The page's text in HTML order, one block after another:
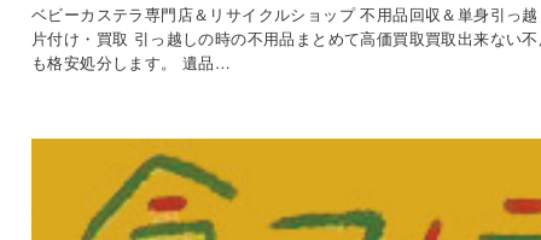
ベビーカステラ専門店＆リサイクルショップ 不用品回収＆単身引っ
片付け・買取 引っ越しの時の不用品まとめて高価買取買取出来ない
も格安処分します。 遺品…